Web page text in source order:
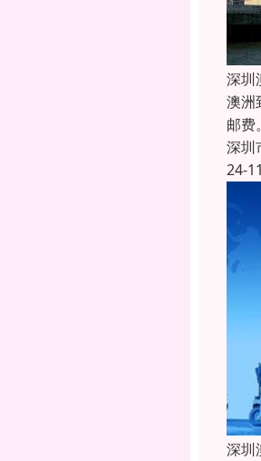
深圳
澳洲
邮费
深圳
24-
深圳